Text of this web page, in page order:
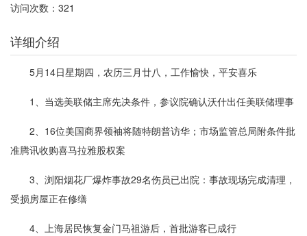
访问次数：321
详细介绍
5月14日星期四，农历三月廿八，工作愉快，平安喜乐
1、当选美联储主席先决条件，参议院确认沃什出任美联储理事
2、16位美国商界领袖将随特朗普访华；市场监管总局附条件批
准腾讯收购喜马拉雅股权案
3、浏阳烟花厂爆炸事故29名伤员已出院：事故现场完成清理，
受损房屋正在修缮
4、上海居民恢复金门马祖游后，首批游客已成行